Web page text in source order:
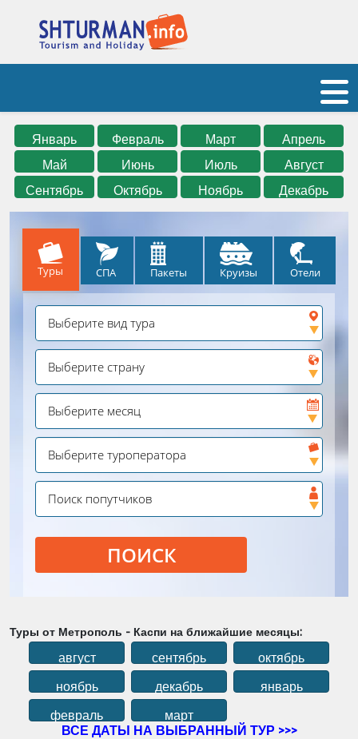
Январь Февраль Март
Апрель
Май
Июнь Июль
Август
Сентябрь
Октябрь Ноябрь Декабрь
Туры СПА Пакеты Круизы Отели
ПОИСК
Туры от Метрополь - Каспи на ближайшие месяцы:
август сентябрь
октябрь
ноябрь
декабрь
январь
февраль
март
ВСЕ ДАТЫ НА ВЫБРАННЫЙ ТУР >>>